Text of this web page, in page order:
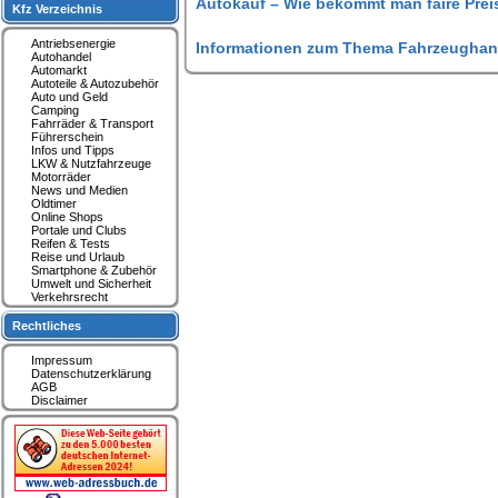
Informationen zum Thema
Kfz Verzeichnis
Antriebsenergie
Autohandel
Automarkt
Autoteile & Autozubehör
Auto und Geld
Camping
Fahrräder & Transport
Führerschein
Infos und Tipps
LKW & Nutzfahrzeuge
Motorräder
News und Medien
Oldtimer
Online Shops
Portale und Clubs
Reifen & Tests
Reise und Urlaub
Smartphone & Zubehör
Umwelt und Sicherheit
Verkehrsrecht
Rechtliches
Impressum
Datenschutzerklärung
AGB
Disclaimer